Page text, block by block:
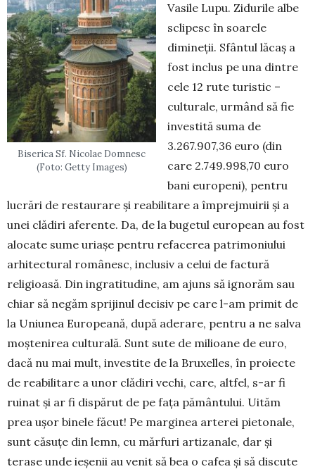
Biserica Sf. Nicolae Domnesc
(Foto: Getty Images)
Vasile Lupu. Zidurile albe
sclipesc în soarele
dimineții. Sfântul lăcaș a
fost inclus pe una dintre
cele 12 rute turistic –
culturale, urmând să fie
investită suma de
3.267.907,36 euro (din
care 2.749.998,70 euro
bani europeni), pentru
lucrări de restaurare și reabilitare a împrejmuirii și a
unei clădiri aferente. Da, de la bugetul european au fost
alocate sume uriașe pentru refacerea patrimoniului
arhitectural românesc, inclusiv a celui de factură
religioasă. Din ingratitudine, am ajuns să ignorăm sau
chiar să negăm sprijinul decisiv pe care l-am primit de
la Uniunea Europeană, după aderare, pentru a ne salva
moștenirea culturală. Sunt sute de milioane de euro,
dacă nu mai mult, investite de la Bruxelles, în proiecte
de reabilitare a unor clădiri vechi, care, altfel, s-ar fi
ruinat și ar fi dispărut de pe fața pământului. Uităm
prea ușor binele făcut! Pe marginea arterei pietonale,
sunt căsuțe din lemn, cu mărfuri artizanale, dar și
terase unde ieșenii au venit să bea o cafea și să discute